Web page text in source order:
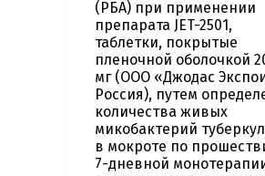
(РБА) при применении
препарата JET-2501,
таблетки, покрытые
пленочной оболочкой
мг (ООО «Джодас
Россия), путем
количества живых
микобактерий
в мокроте по
7-дневной